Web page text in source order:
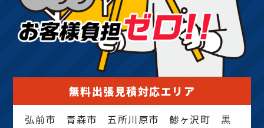
無料出張見積対応エリア
弘前市 青森市 五所川原市 鯵ヶ沢町 黒